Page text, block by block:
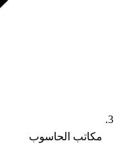
مكاتب الحاسوب